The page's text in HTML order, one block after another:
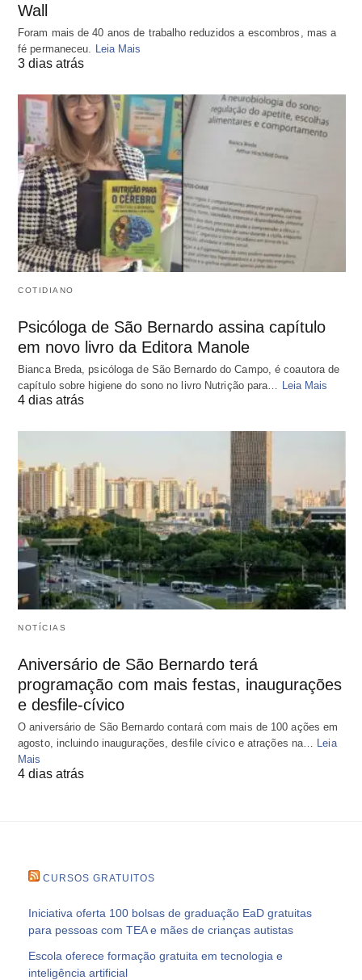
Wall
Foram mais de 40 anos de trabalho reduzidos a escombros, mas a
fé permaneceu. Leia Mais
3 dias atrás
COTIDIANO
Psicóloga de São Bernardo assina capítulo
em novo livro da Editora Manole
Bianca Breda, psicóloga de São Bernardo do Campo, é coautora de
capítulo sobre higiene do sono no livro Nutrição para… Leia Mais
4 dias atrás
NOTÍCIAS
Aniversário de São Bernardo terá
programação com mais festas, inaugurações
e desfile-cívico
O aniversário de São Bernardo contará com mais de 100 ações em
agosto, incluindo inaugurações, desfile cívico e atrações na…
Leia
Mais
4 dias atrás
CURSOS GRATUITOS
Iniciativa oferta 100 bolsas de graduação EaD gratuitas
para pessoas com TEA e mães de crianças autistas
Escola oferece formação gratuita em tecnologia e
inteligência artificial